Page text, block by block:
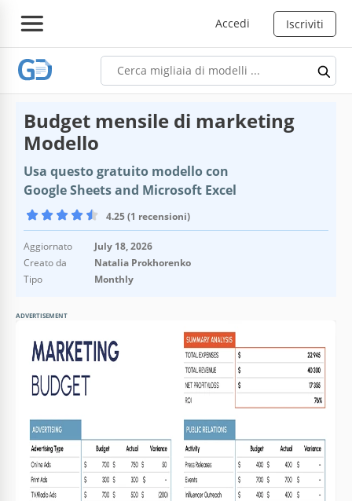
Accedi Iscriviti
Budget mensile di marketing
Modello
Usa questo gratuito modello con
Google Sheets and Microsoft Excel
4.25 (1 recensioni)
Aggiornato
July 18, 2026
Creato da
Natalia Prokhorenko
Tipo
Monthly
ADVERTISEMENT
Specifiche del modello
Formato
Google Sheets, Microsoft Excel
Creato
Ultimo aggiornamento
July 18, 2026
Community
Aggiunto alle raccolte da 7 Utenti
Statistiche di utilizzo
5 download questo mese